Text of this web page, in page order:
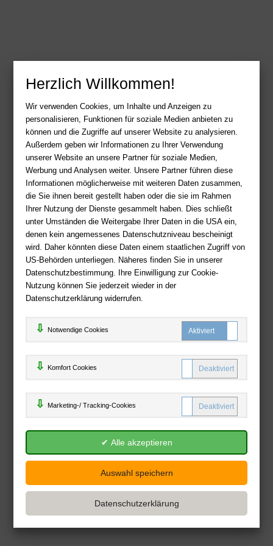
Herzlich Willkommen!
Wir verwenden Cookies, um Inhalte und Anzeigen zu
personalisieren, Funktionen für soziale Medien anbieten zu
können und die Zugriffe auf unserer Website zu analysieren.
Außerdem geben wir Informationen zu Ihrer Verwendung
unserer Website an unsere Partner für soziale Medien,
Werbung und Analysen weiter. Unsere Partner führen diese
Informationen möglicherweise mit weiteren Daten zusammen,
die Sie ihnen bereit gestellt haben oder die sie im Rahmen
Ihrer Nutzung der Dienste gesammelt haben. Dies schließt
unter Umständen die Weitergabe Ihrer Daten in die USA ein,
denen kein angemessenes Datenschutzniveau bescheinigt
wird. Daher könnten diese Daten einem staatlichen Zugriff von
US-Behörden unterliegen. Näheres finden Sie in unserer
Datenschutzbestimmung. Ihre Einwilligung zur Cookie-
Nutzung können Sie jederzeit wieder in der
Datenschutzerklärung widerrufen.
Notwendige Cookies
Komfort Cookies
Marketing-/ Tracking-Cookies